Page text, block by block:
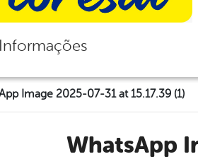
de navegação
Image 2025-07-31 at 15.17.39 (1)
WhatsApp